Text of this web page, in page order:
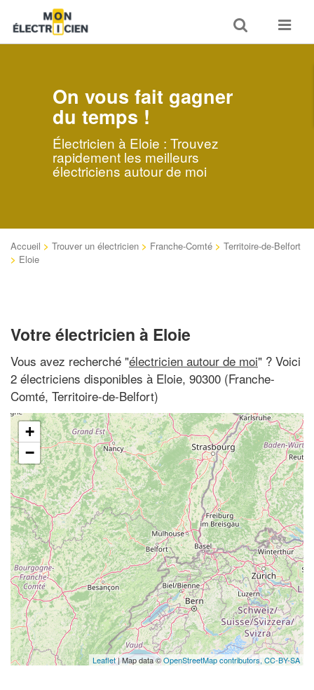
Toggle
search
Toggle
On vous fait gagner
du temps !
Électricien à Eloie : Trouvez
rapidement les meilleurs
électriciens autour de moi
Accueil > Trouver un électricien > Franche-Comté > Territoire-de-Belfort
> Eloie
Votre électricien à Eloie
Vous avez recherché "électricien autour de moi" ? Voici
2 électriciens disponibles à Eloie, 90300 (Franche-
Comté, Territoire-de-Belfort)
+
−
Leaflet| Map data ©OpenStreetMap contributors, CC-BY-SA